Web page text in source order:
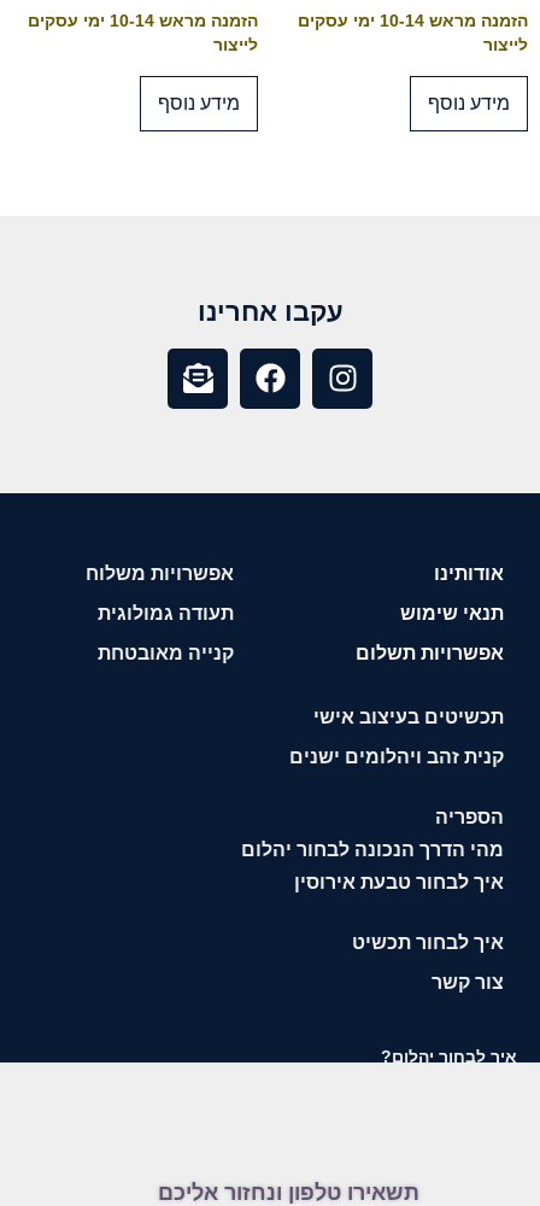
הזמנה מראש 10-14 ימי עסקים
לייצור
מידע נוסף
הזמנה מראש 10-14 ימי עסקים
לייצור
מידע נוסף
עקבו אחרינו
אודותינו
תנאי שימוש
אפשרויות תשלום
אפשרויות משלוח
תעודה גמולוגית
קנייה מאובטחת
תכשיטים בעיצוב אישי
קנית זהב ויהלומים ישנים
הספריה
מהי הדרך הנכונה לבחור יהלום
איך לבחור טבעת אירוסין
איך לבחור תכשיט
צור קשר
איך לבחור יהלום?
תשאירו טלפון ונחזור אליכם